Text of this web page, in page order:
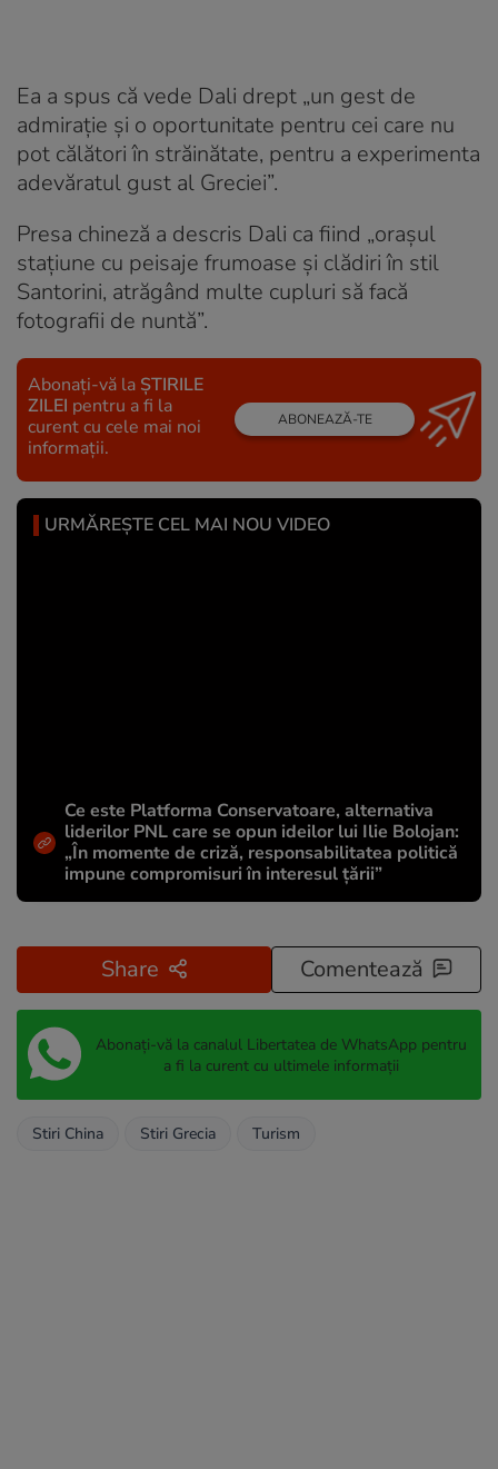
Ea a spus că vede Dali drept „un gest de
admirație și o oportunitate pentru cei care nu
pot călători în străinătate, pentru a experimenta
adevăratul gust al Greciei”.
Presa chineză a descris Dali ca fiind „orașul
stațiune cu peisaje frumoase și clădiri în stil
Santorini, atrăgând multe cupluri să facă
fotografii de nuntă”.
Abonați-vă la ȘTIRILE
ZILEI pentru a fi la
curent cu cele mai noi
informații.
ABONEAZĂ-TE
URMĂREȘTE CEL MAI NOU VIDEO
Ce este Platforma Conservatoare, alternativa
liderilor PNL care se opun ideilor lui Ilie Bolojan:
„În momente de criză, responsabilitatea politică
impune compromisuri în interesul țării”
Share Comentează
Abonați-vă la canalul Libertatea de WhatsApp pentru
a fi la curent cu ultimele informații
Stiri China Stiri Grecia Turism